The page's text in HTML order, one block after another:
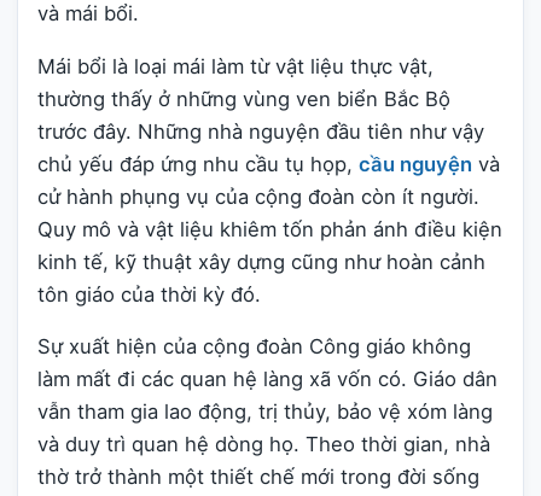
và mái bổi.
Mái bổi là loại mái làm từ vật liệu thực vật,
thường thấy ở những vùng ven biển Bắc Bộ
trước đây. Những nhà nguyện đầu tiên như vậy
chủ yếu đáp ứng nhu cầu tụ họp, cầu nguyện và
cử hành phụng vụ của cộng đoàn còn ít người.
Quy mô và vật liệu khiêm tốn phản ánh điều kiện
kinh tế, kỹ thuật xây dựng cũng như hoàn cảnh
tôn giáo của thời kỳ đó.
Sự xuất hiện của cộng đoàn Công giáo không
làm mất đi các quan hệ làng xã vốn có. Giáo dân
vẫn tham gia lao động, trị thủy, bảo vệ xóm làng
và duy trì quan hệ dòng họ. Theo thời gian, nhà
thờ trở thành một thiết chế mới trong đời sống